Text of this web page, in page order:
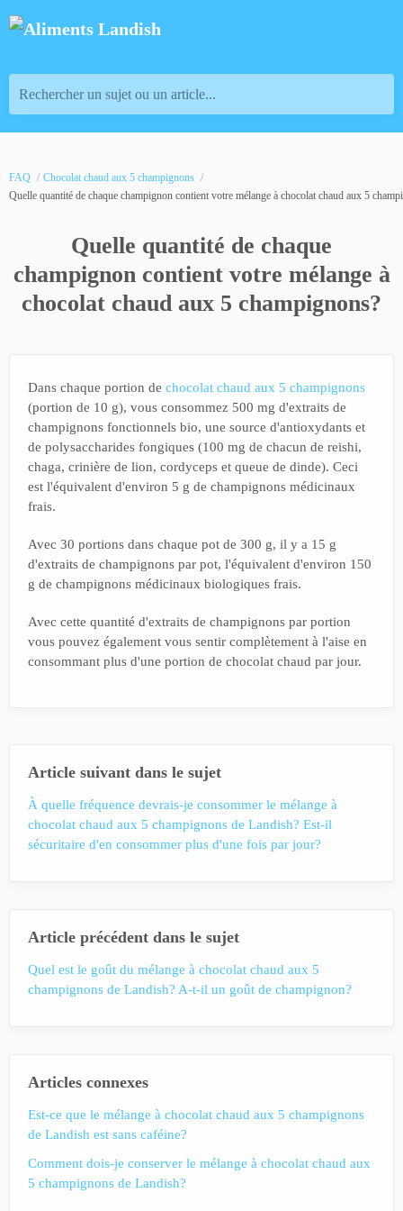
Rechercher un sujet ou un article...
FAQ
Chocolat chaud aux 5 champignons
Quelle quantité de chaque champignon contient votre mélange à chocolat chaud aux 5
Quelle quantité de chaque
champignon contient votre mélange à
chocolat chaud aux 5 champignons?
Dans chaque portion de chocolat chaud aux 5 champignons
(portion de 10 g), vous consommez 500 mg d'extraits de
champignons fonctionnels bio, une source d'antioxydants et
de polysaccharides fongiques (100 mg de chacun de reishi,
chaga, crinière de lion, cordyceps et queue de dinde). Ceci
est l'équivalent d'environ 5 g de champignons médicinaux
frais.
Avec 30 portions dans chaque pot de 300 g, il y a 15 g
d'extraits de champignons par pot, l'équivalent d'environ 150
g de champignons médicinaux biologiques frais.
Avec cette quantité d'extraits de champignons par portion
vous pouvez également vous sentir complètement à l'aise en
consommant plus d'une portion de chocolat chaud par jour.
Article suivant dans le sujet
À quelle fréquence devrais-je consommer le mélange à
chocolat chaud aux 5 champignons de Landish? Est-il
sécuritaire d'en consommer plus d'une fois par jour?
Article précédent dans le sujet
Quel est le goût du mélange à chocolat chaud aux 5
champignons de Landish? A-t-il un goût de champignon?
Articles connexes
Est-ce que le mélange à chocolat chaud aux 5 champignons
de Landish est sans caféine?
Comment dois-je conserver le mélange à chocolat chaud aux
5 champignons de Landish?